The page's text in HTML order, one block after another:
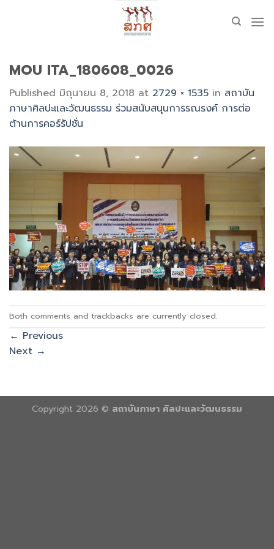
MOU ITA_180608_0026
Published มิถุนายน 8, 2018 at 2729 × 1535 in สถาบัน
ภาษาศิลปะและวัฒนธรรม ร่วมสนับสนุนการรณรงค์ การต่อ
ต้านการคอร์รัปชั่น
Both comments and trackbacks are currently closed.
← Previous
Next →
Copyright 2026 © สถาบันภาษา ศิลปะและวัฒนธรรม